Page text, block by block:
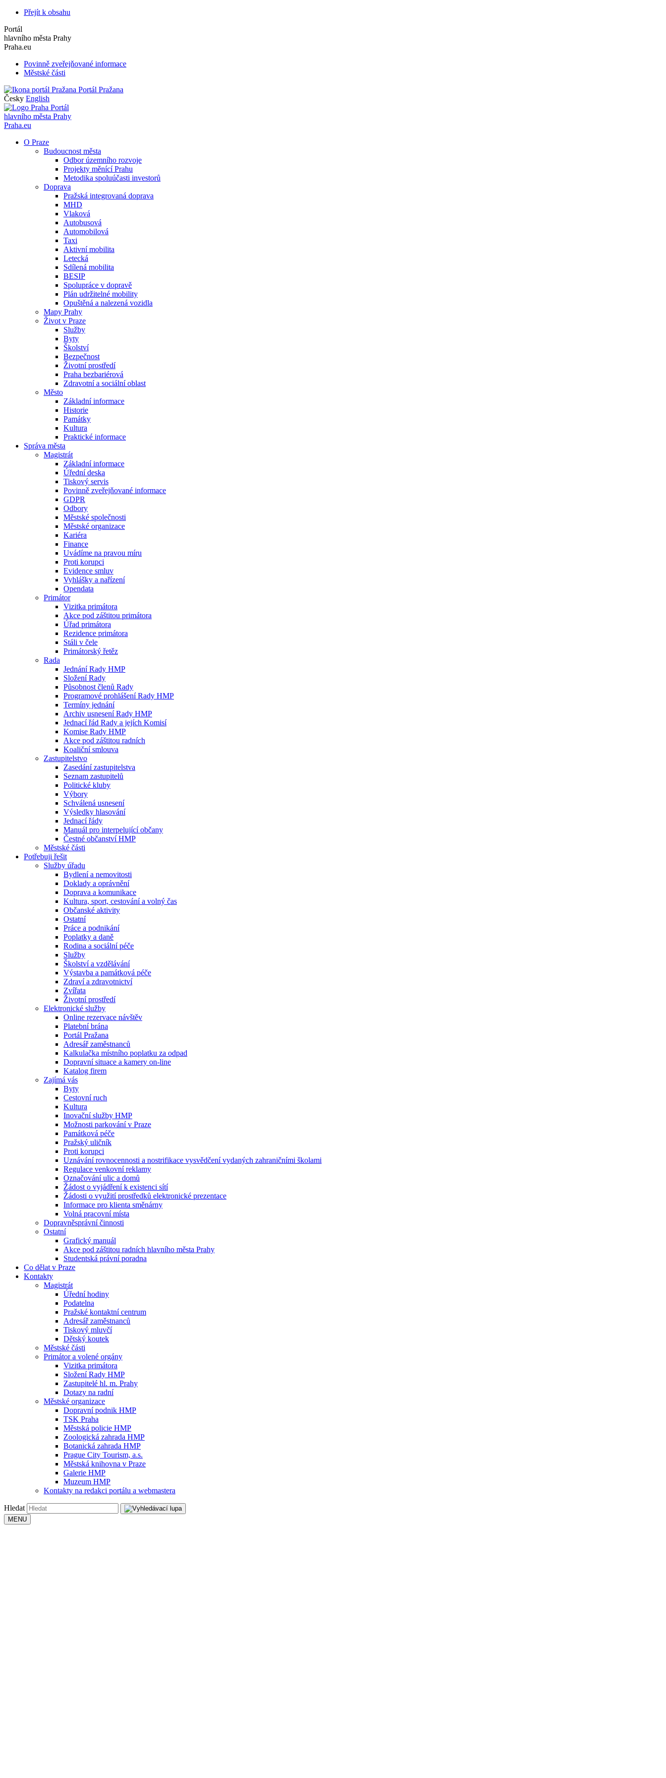
Přejít k obsahu
Portál
hlavního města Prahy
Praha.eu
Povinně zveřejňované informace
Městské části
Portál Pražana
Česky English
Portál
hlavního města Prahy
Praha.eu
O Praze
Budoucnost města
Odbor územního rozvoje
Projekty měnící Prahu
Metodika spoluúčasti investorů
Doprava
Pražská integrovaná doprava
MHD
Vlaková
Autobusová
Automobilová
Taxi
Aktivní mobilita
Letecká
Sdílená mobilita
BESIP
Spolupráce v dopravě
Plán udržitelné mobility
Opuštěná a nalezená vozidla
Mapy Prahy
Život v Praze
Služby
Byty
Školství
Bezpečnost
Životní prostředí
Praha bezbariérová
Zdravotní a sociální oblast
Město
Základní informace
Historie
Památky
Kultura
Praktické informace
Správa města
Magistrát
Základní informace
Úřední deska
Tiskový servis
Povinně zveřejňované informace
GDPR
Odbory
Městské společnosti
Městské organizace
Kariéra
Finance
Uvádíme na pravou míru
Proti korupci
Evidence smluv
Vyhlášky a nařízení
Opendata
Primátor
Vizitka primátora
Akce pod záštitou primátora
Úřad primátora
Rezidence primátora
Stáli v čele
Primátorský řetěz
Rada
Jednání Rady HMP
Složení Rady
Působnost členů Rady
Programové prohlášení Rady HMP
Termíny jednání
Archiv usnesení Rady HMP
Jednací řád Rady a jejích Komisí
Komise Rady HMP
Akce pod záštitou radních
Koaliční smlouva
Zastupitelstvo
Zasedání zastupitelstva
Seznam zastupitelů
Politické kluby
Výbory
Schválená usnesení
Výsledky hlasování
Jednací řády
Manuál pro interpelující občany
Čestné občanství HMP
Městské části
Potřebuji řešit
Služby úřadu
Bydlení a nemovitosti
Doklady a oprávnění
Doprava a komunikace
Kultura, sport, cestování a volný čas
Občanské aktivity
Ostatní
Práce a podnikání
Poplatky a daně
Rodina a sociální péče
Služby
Školství a vzdělávání
Výstavba a památková péče
Zdraví a zdravotnictví
Zvířata
Životní prostředí
Elektronické služby
Online rezervace návštěv
Platební brána
Portál Pražana
Adresář zaměstnanců
Kalkulačka místního poplatku za odpad
Dopravní situace a kamery on-line
Katalog firem
Zajímá vás
Byty
Cestovní ruch
Kultura
Inovační služby HMP
Možnosti parkování v Praze
Památková péče
Pražský uličník
Proti korupci
Uznávání rovnocennosti a nostrifikace vysvědčení vydaných zahraničními školami
Regulace venkovní reklamy
Označování ulic a domů
Žádost o vyjádření k existenci sítí
Žádosti o využití prostředků elektronické prezentace
Informace pro klienta směnárny
Volná pracovní místa
Dopravněsprávní činnosti
Ostatní
Grafický manuál
Akce pod záštitou radních hlavního města Prahy
Studentská právní poradna
Co dělat v Praze
Kontakty
Magistrát
Úřední hodiny
Podatelna
Pražské kontaktní centrum
Adresář zaměstnanců
Tiskový mluvčí
Dětský koutek
Městské části
Primátor a volené orgány
Vizitka primátora
Složení Rady HMP
Zastupitelé hl. m. Prahy
Dotazy na radní
Městské organizace
Dopravní podnik HMP
TSK Praha
Městská policie HMP
Zoologická zahrada HMP
Botanická zahrada HMP
Prague City Tourism, a.s.
Městská knihovna v Praze
Galerie HMP
Muzeum HMP
Kontakty na redakci portálu a webmastera
Hledat
MENU